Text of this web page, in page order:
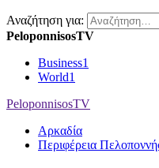
Αναζήτηση για:
PeloponnisosTV
Business1
World1
PeloponnisosTV
Αρκαδία
Περιφέρεια